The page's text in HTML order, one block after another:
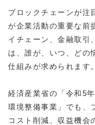
ブロックチェーンが注
が企業活動の重要な前
イチェーン、金融取引
は、誰が、いつ、どの
仕組みが求められます。
経済産業省の「令和5
環境整備事業」でも、
コスト削減、収益機会